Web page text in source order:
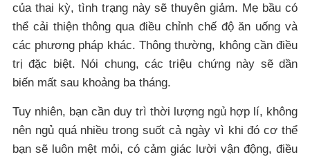
của thai kỳ, tình trạng này sẽ thuyên giảm. Mẹ bầu có
thể cải thiện thông qua điều chỉnh chế độ ăn uống và
các phương pháp khác. Thông thường, không cần điều
trị đặc biệt. Nói chung, các triệu chứng này sẽ dần
biến mất sau khoảng ba tháng.
Tuy nhiên, bạn cần duy trì thời lượng ngủ hợp lí, không
nên ngủ quá nhiều trong suốt cả ngày vì khi đó cơ thể
bạn sẽ luôn mệt mỏi, có cảm giác lười vận động, điều